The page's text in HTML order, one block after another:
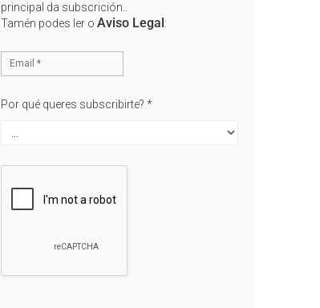
principal da subscrición..
Tamén podes ler o Aviso Legal :
Por qué queres subscribirte? *